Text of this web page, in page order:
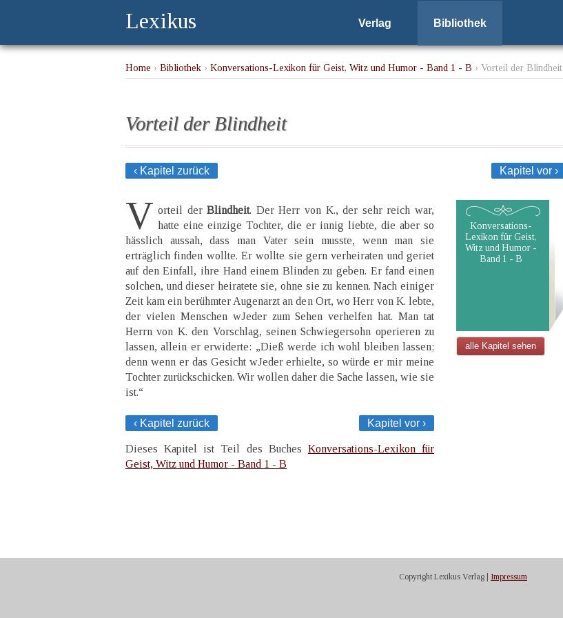
Lexikus Verlag Bibliothek
Home › Bibliothek › Konversations-Lexikon für Geist, Witz und Humor - Band 1 - B › Vorteil der Blindheit
Vorteil der Blindheit
‹ Kapitel zurück Kapitel vor ›
V orteil derBlindheit. Der Herr von K., der sehr reich war,
hatte eine einzige Tochter, die er innig liebte, die aber so
hässlich aussah, dass man Vater sein musste, wenn man sie
erträglich finden wollte. Er wollte sie gern verheiraten und geriet
auf den Einfall, ihre Hand einem Blinden zu geben. Er fand einen
solchen, und dieser heiratete sie, ohne sie zu kennen. Nach einiger
Zeit kam ein berühmter Augenarzt an den Ort, wo Herr von K. lebte,
der vielen Menschen wJeder zum Sehen verhelfen hat. Man tat
Herrn von K. den Vorschlag, seinen Schwiegersohn operieren zu
lassen, allein er erwiderte: „Dieß werde ich wohl bleiben lassen;
denn wenn er das Gesicht wJeder erhielte, so würde er mir meine
Tochter zurückschicken. Wir wollen daher die Sache lassen, wie sie
ist.“
‹ Kapitel zurück Kapitel vor ›
Dieses Kapitel ist Teil des Buches Konversations-Lexikon für
Geist, Witz und Humor - Band 1 - B
Konversations-
Lexikon für Geist,
Witz und Humor -
Band 1 - B
alle Kapitel sehen
Copyright Lexikus Verlag | Impressum